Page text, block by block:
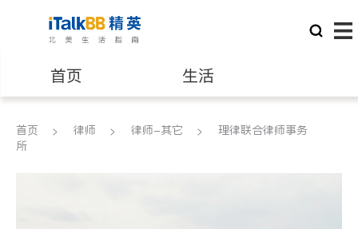
首页 生活
医生 律师
首页 律师 律师-其它
理律联合律师事务
所